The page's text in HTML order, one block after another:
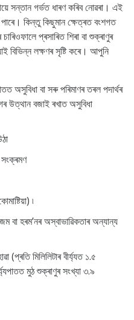
সন্তান গৰ্ভত ধাৰণ কৰিব নোৱৰা। এই
কিন্তু কিছুমান ক্ষেত্ৰত বংশগত
প্ৰসাৰিত শিৰা বা শুক্ৰাণুৰ
বিভিন্ন লক্ষণৰ সৃষ্টি কৰে। আপুনি
অসুবিধা বা সৰু পৰিমাণৰ তৰল পদাৰ্থৰ
উত্থান বজাই ৰখাত অসুবিধা
৷
বা হৰম’নৰ অস্বাভাৱিকতাৰ অন্যান্য
(প্ৰতি মিলিলিটাৰ বীৰ্য্যত ১.৫
ত মুঠ শুক্ৰাণুৰ সংখ্যা ৩.৯